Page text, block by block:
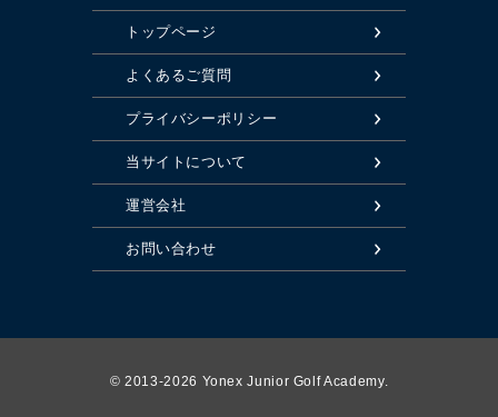
トップページ
よくあるご質問
プライバシーポリシー
当サイトについて
運営会社
お問い合わせ
© 2013-2026 Yonex Junior Golf Academy.